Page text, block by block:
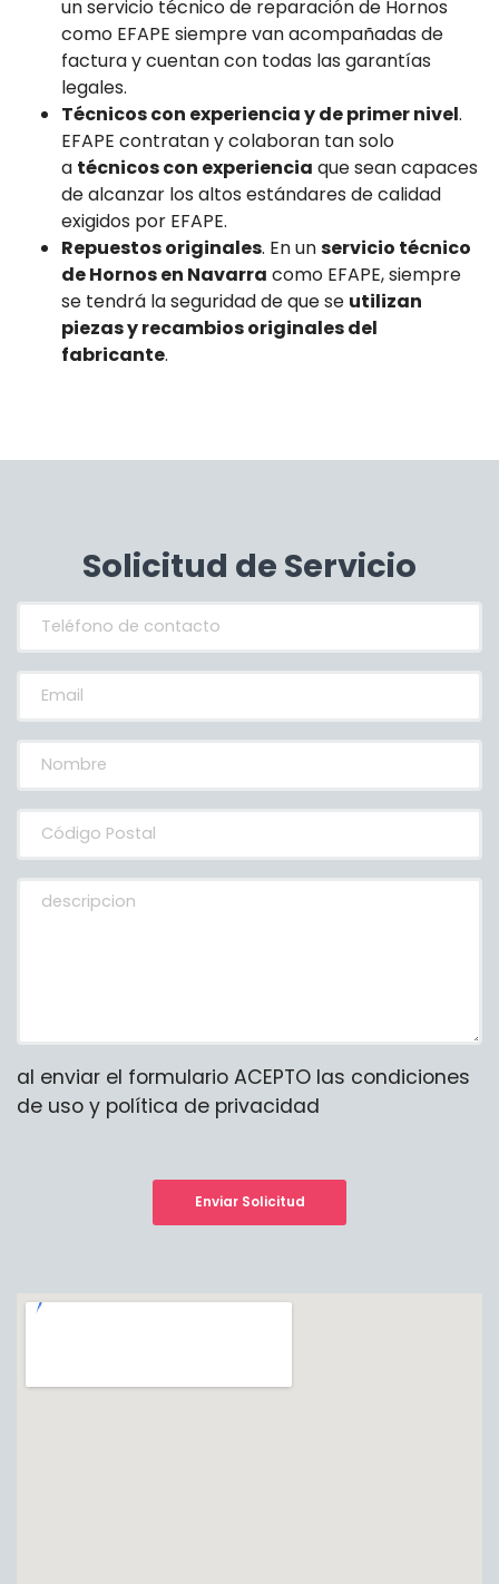
un servicio técnico de reparación de Hornos
como EFAPE siempre van acompañadas de
factura y cuentan con todas las garantías
legales.
Técnicos con experiencia y de primer nivel.
EFAPE contratan y colaboran tan solo
a técnicos con experiencia que sean capaces
de alcanzar los altos estándares de calidad
exigidos por EFAPE.
Repuestos originales. En unservicio técnico
de Hornos en Navarra como EFAPE, siempre
se tendrá la seguridad de que se utilizan
piezas y recambios originales del
fabricante.
Solicitud de Servicio
al enviar el formulario ACEPTO las condiciones
de uso y política de privacidad
Enviar Solicitud